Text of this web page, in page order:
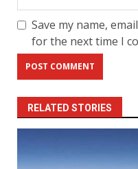
Save my name,
for the next time I
RELATED STORIES